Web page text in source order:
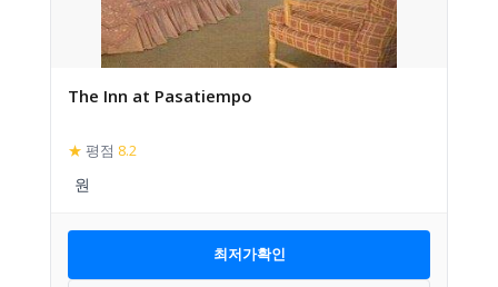
The Inn at Pasatiempo
★ 평점 8.2
최저가확인